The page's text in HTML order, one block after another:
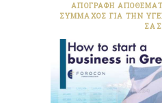
ΑΠΟΓΡΑΦΉ
ΣΎΜΜΑΧΟΣ ΓΙΑ ΤΗΝ
ΣΑΣ